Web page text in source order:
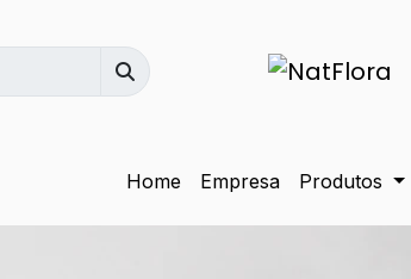
Home Empresa Produtos